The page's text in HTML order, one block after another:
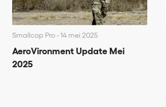
Smallcap Pro 14 mei 2025
AeroVironment Update Mei
2025